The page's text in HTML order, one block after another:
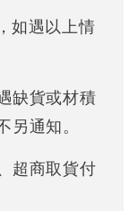
如遇以上情
缺貨或材積
通知。
超商取貨付